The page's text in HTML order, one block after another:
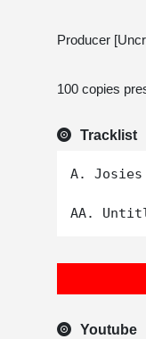
Producer
100 copies
Tracklist
A. Josies
Youtube